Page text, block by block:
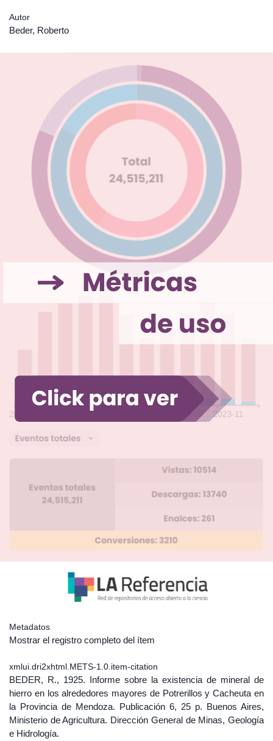
Autor
Beder, Roberto
Metadatos
Mostrar el registro completo del ítem
xmlui.dri2xhtml.METS-1.0.item-citation
BEDER, R., 1925. Informe sobre la existencia de mineral de
hierro en los alrededores mayores de Potrerillos y Cacheuta en
la Provincia de Mendoza. Publicación 6, 25 p. Buenos Aires,
Ministerio de Agricultura. Dirección General de Minas, Geología
e Hidrología.